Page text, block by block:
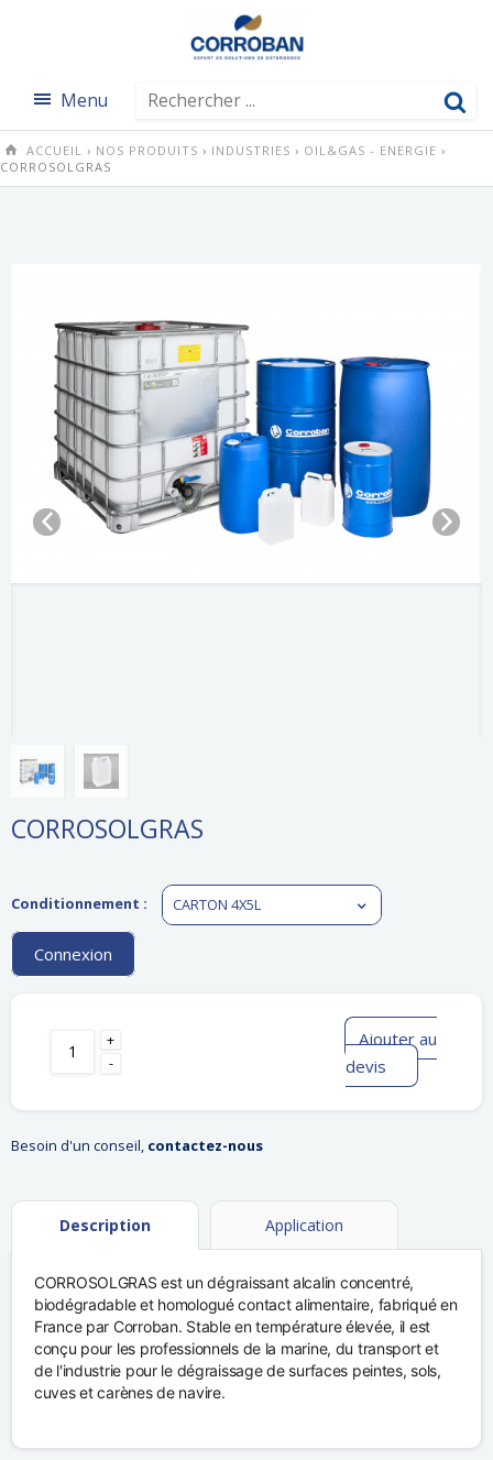
Menu
ACCUEIL › NOS PRODUITS › INDUSTRIES › OIL&GAS - ENERGIE ›
CORROSOLGRAS
CORROSOLGRAS
Conditionnement : CARTON 4X5L
Connexion
+
-
Ajouter au
devis
Besoin d'un conseil, contactez-nous
Description Application
CORROSOLGRAS est un dégraissant alcalin concentré,
biodégradable et homologué contact alimentaire, fabriqué en
France par Corroban. Stable en température élevée, il est
conçu pour les professionnels de la marine, du transport et
de l'industrie pour le dégraissage de surfaces peintes, sols,
cuves et carènes de navire.